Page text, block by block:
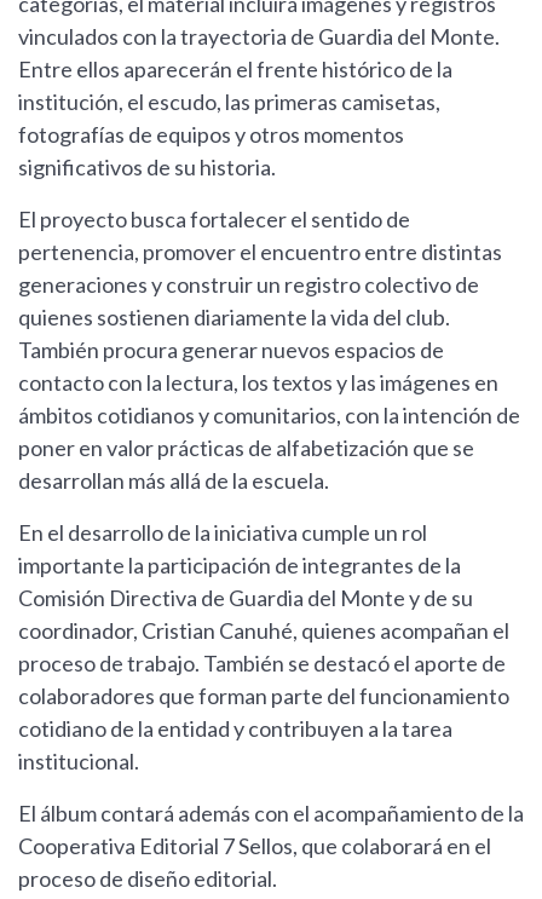
vinculados con la trayectoria de Guardia del Monte.
Entre ellos aparecerán el frente histórico de la
institución, el escudo, las primeras camisetas,
fotografías de equipos y otros momentos
significativos de su historia.
El proyecto busca fortalecer el sentido de
pertenencia, promover el encuentro entre distintas
generaciones y construir un registro colectivo de
quienes sostienen diariamente la vida del club.
También procura generar nuevos espacios de
contacto con la lectura, los textos y las imágenes en
ámbitos cotidianos y comunitarios, con la intención de
poner en valor prácticas de alfabetización que se
desarrollan más allá de la escuela.
En el desarrollo de la iniciativa cumple un rol
importante la participación de integrantes de la
Comisión Directiva de Guardia del Monte y de su
coordinador, Cristian Canuhé, quienes acompañan el
proceso de trabajo. También se destacó el aporte de
colaboradores que forman parte del funcionamiento
cotidiano de la entidad y contribuyen a la tarea
institucional.
El álbum contará además con el acompañamiento de la
Cooperativa Editorial 7 Sellos, que colaborará en el
proceso de diseño editorial.